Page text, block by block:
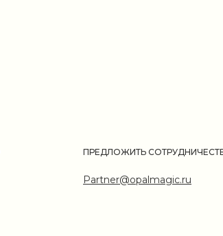
Partner@opalmagic.ru
ПРЕДЛОЖИТЬ